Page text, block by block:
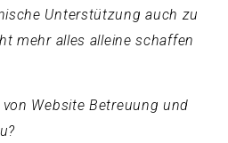
Unterstützung auch zu
mehr alles alleine schaffen
Website Betreuung und